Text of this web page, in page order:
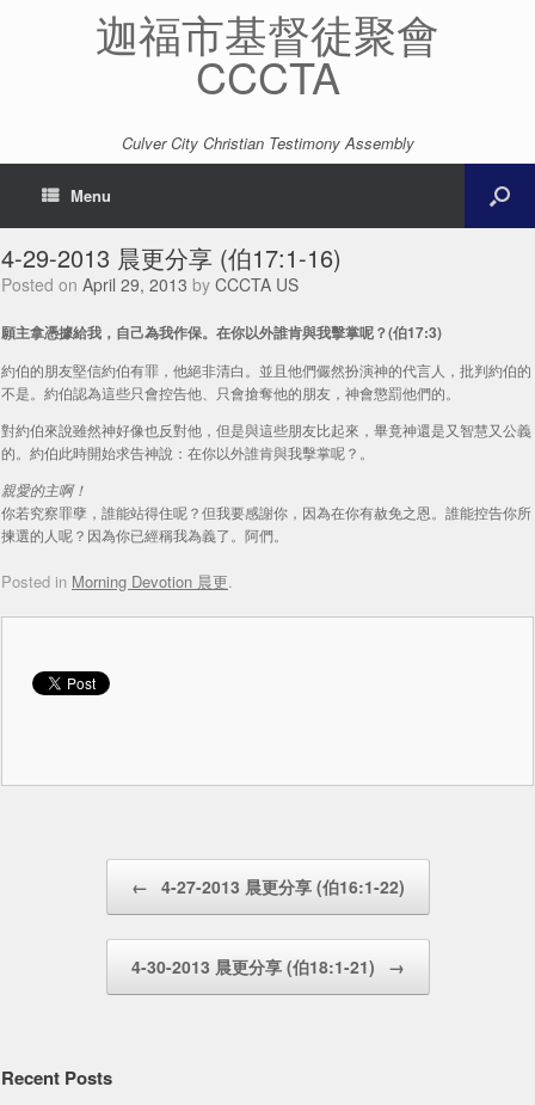
迦福市基督徒聚會
CCCTA
Culver City Christian Testimony Assembly
Menu
4-29-2013 晨更分享 (伯17:1-16)
Posted on April 29, 2013 by CCCTA US
願主拿憑據給我，自己為我作保。在你以外誰肯與我擊掌呢？(伯17:3)
約伯的朋友堅信約伯有罪，他絕非清白。並且他們儼然扮演神的代言人，批判約伯的
不是。約伯認為這些只會控告他、只會搶奪他的朋友，神會懲罰他們的。
對約伯來說雖然神好像也反對他，但是與這些朋友比起來，畢竟神還是又智慧又公義
的。約伯此時開始求告神說：在你以外誰肯與我擊掌呢？。
親愛的主啊！
你若究察罪孽，誰能站得住呢？但我要感謝你，因為在你有赦免之恩。誰能控告你所
揀選的人呢？因為你已經稱我為義了。阿們。
Posted in Morning Devotion 晨更.
← 4-27-2013 晨更分享 (伯16:1-22)
4-30-2013 晨更分享 (伯18:1-21) →
Recent Posts